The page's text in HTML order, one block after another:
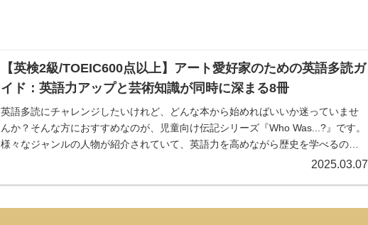
【英検2級/TOEIC600点以上】アート愛好家のための英語多読ガ
イド：英語力アップと芸術知識が同時に深まる8冊
英語多読にチャレンジしたいけれど、どんな本から始めればいいか迷っていませ
んか？そんな方におすすめなのが、児童向け伝記シリーズ『Who Was...?』です。
様々なジャンルの人物が紹介されていて、英語力を高めながら歴史を学べるのが
2025.03.07